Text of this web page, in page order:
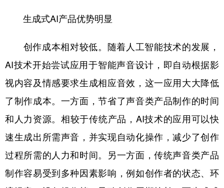
生成式AI产品优势明显
创作成本相对较低。随着人工智能技术的发展，
AI技术开始尝试应用于智能声音设计，即自动根据影
视内容及情感要求生成相应音效，这一应用大大降低
了制作成本。一方面，节省了声音类产品制作的时间
和人力资源。相较于传统产品，AI技术的应用可以快
速生成出所需声音，并实现自动化操作，减少了创作
过程所需的人力和时间。另一方面，传统声音类产品
制作容易受到多种因素影响，例如创作者的状态、环